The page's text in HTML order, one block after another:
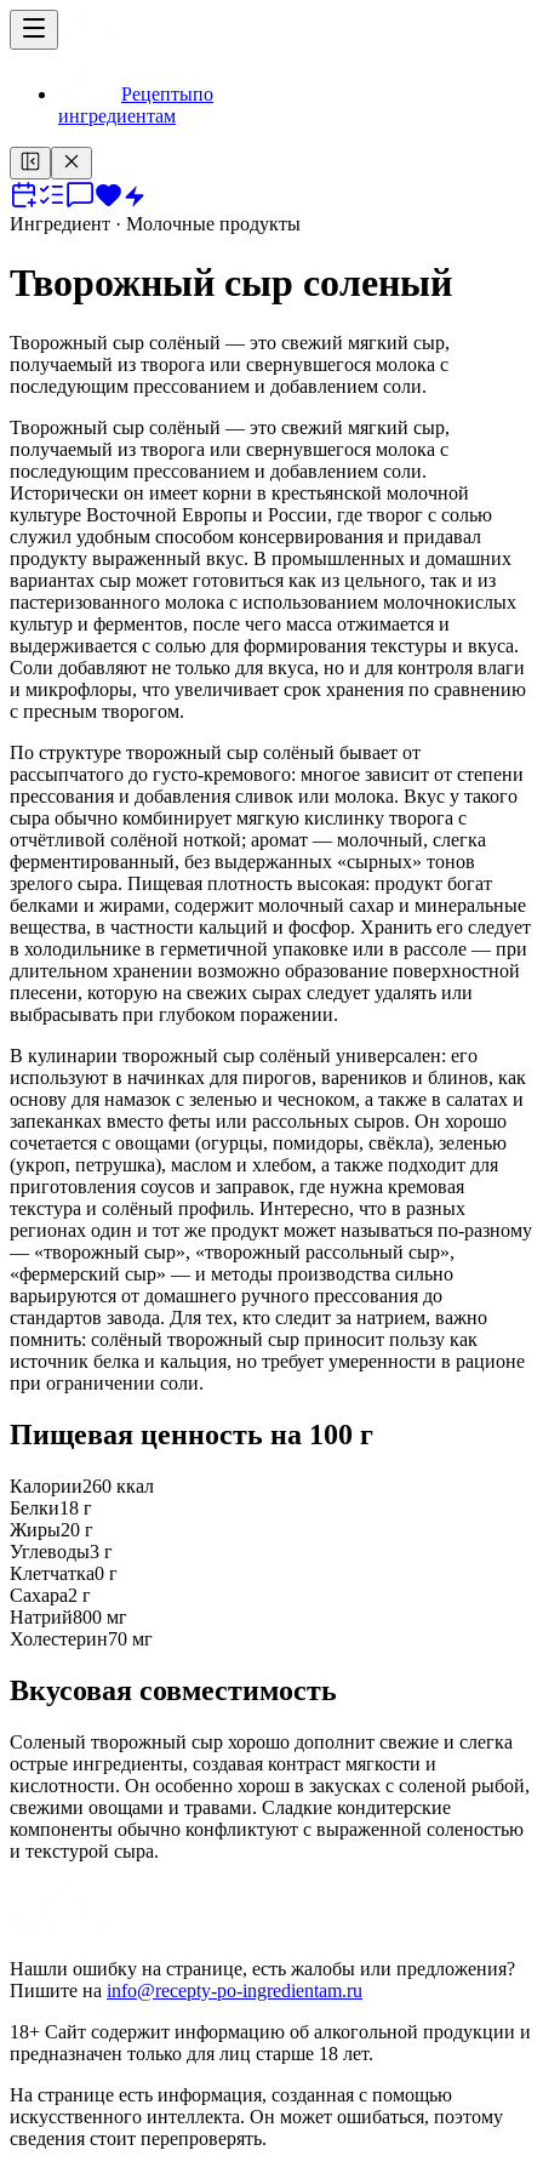
Рецептыпо
ингредиентам
Ингредиент · Молочные продукты
Творожный сыр соленый
Творожный сыр солёный — это свежий мягкий сыр,
получаемый из творога или свернувшегося молока с
последующим прессованием и добавлением соли.
Творожный сыр солёный — это свежий мягкий сыр,
получаемый из творога или свернувшегося молока с
последующим прессованием и добавлением соли.
Исторически он имеет корни в крестьянской молочной
культуре Восточной Европы и России, где творог с солью
служил удобным способом консервирования и придавал
продукту выраженный вкус. В промышленных и домашних
вариантах сыр может готовиться как из цельного, так и из
пастеризованного молока с использованием молочнокислых
культур и ферментов, после чего масса отжимается и
выдерживается с солью для формирования текстуры и вкуса.
Соли добавляют не только для вкуса, но и для контроля влаги
и микрофлоры, что увеличивает срок хранения по сравнению
с пресным творогом.
По структуре творожный сыр солёный бывает от
рассыпчатого до густо-кремового: многое зависит от степени
прессования и добавления сливок или молока. Вкус у такого
сыра обычно комбинирует мягкую кислинку творога с
отчётливой солёной ноткой; аромат — молочный, слегка
ферментированный, без выдержанных «сырных» тонов
зрелого сыра. Пищевая плотность высокая: продукт богат
белками и жирами, содержит молочный сахар и минеральные
вещества, в частности кальций и фосфор. Хранить его следует
в холодильнике в герметичной упаковке или в рассоле — при
длительном хранении возможно образование поверхностной
плесени, которую на свежих сырах следует удалять или
выбрасывать при глубоком поражении.
В кулинарии творожный сыр солёный универсален: его
используют в начинках для пирогов, вареников и блинов, как
основу для намазок с зеленью и чесноком, а также в салатах и
запеканках вместо феты или рассольных сыров. Он хорошо
сочетается с овощами (огурцы, помидоры, свёкла), зеленью
(укроп, петрушка), маслом и хлебом, а также подходит для
приготовления соусов и заправок, где нужна кремовая
текстура и солёный профиль. Интересно, что в разных
регионах один и тот же продукт может называться по-разному
— «творожный сыр», «творожный рассольный сыр»,
«фермерский сыр» — и методы производства сильно
варьируются от домашнего ручного прессования до
стандартов завода. Для тех, кто следит за натрием, важно
помнить: солёный творожный сыр приносит пользу как
источник белка и кальция, но требует умеренности в рационе
при ограничении соли.
Пищевая ценность на 100 г
Калории260 ккал
Белки18 г
Жиры20 г
Углеводы3 г
Клетчатка0 г
Сахара2 г
Натрий800 мг
Холестерин70 мг
Вкусовая совместимость
Соленый творожный сыр хорошо дополнит свежие и слегка
острые ингредиенты, создавая контраст мягкости и
кислотности. Он особенно хорош в закусках с соленой рыбой,
свежими овощами и травами. Сладкие кондитерские
компоненты обычно конфликтуют с выраженной соленостью
и текстурой сыра.
Нашли ошибку на странице, есть жалобы или предложения?
Пишите на info@recepty-po-ingredientam.ru
18+ Сайт содержит информацию об алкогольной продукции и
предназначен только для лиц старше 18 лет.
На странице есть информация, созданная с помощью
искусственного интеллекта. Он может ошибаться, поэтому
сведения стоит перепроверять.